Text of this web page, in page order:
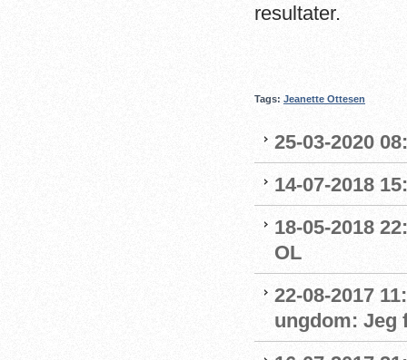
resultater.
Tags: Jeanette Ottesen
25-03-2020
14-07-2018
18-05-2018
OL
22-08-2017
ungdom: